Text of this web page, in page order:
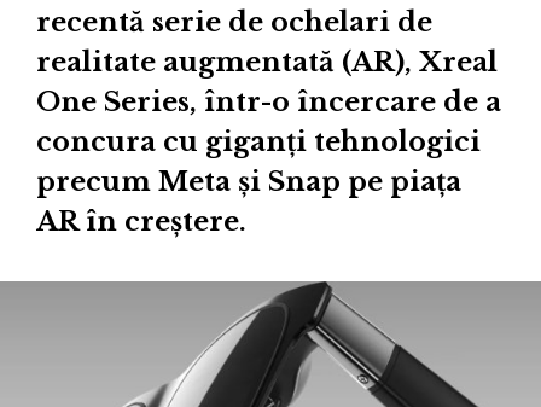
recentă serie de ochelari de
realitate augmentată (AR), Xreal
One Series, într-o încercare de a
concura cu giganți tehnologici
precum Meta și Snap pe piața
AR în creștere.